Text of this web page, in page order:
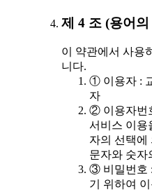
제 4 조 (용어
이 약관에서 사용
니다.
① 이용자 :
자
② 이용자번
서비스 이용
자의 선택에
문자와 숫자
③ 비밀번호
기 위하여